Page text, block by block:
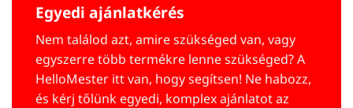
Egyedi ajánlatkérés
Nem találod azt, amire szükséged van, vagy
egyszerre több termékre lenne szükséged? A
HelloMester itt van, hogy segítsen! Ne habozz,
és kérj tőlünk egyedi, komplex ajánlatot az